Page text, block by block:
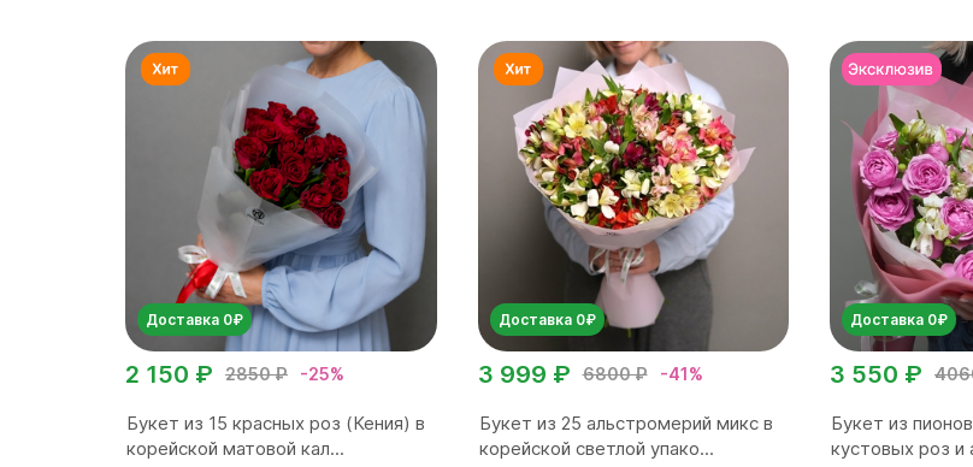
Доставка 0₽
2850 ₽ -25%
2 150 ₽
Букет из 15 красных роз (Кения) в
корейской матовой кал...
Доставка 0₽
6800 ₽ -41%
3 999 ₽
Букет из 25 альстромерий микс в
корейской светлой упако...
Доставка 0₽
3 550 ₽
Букет из
кустовых роз и